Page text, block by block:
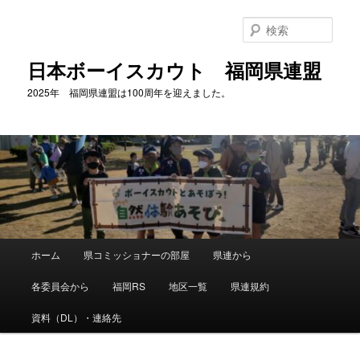
へ
移
動
日本ボーイスカウト 福岡県連盟
2025年 福岡県連盟は100周年を迎えました。
索
ュ
ホーム 県コミッショナーの部屋 県連から
各委員会から 福岡RS 地区一覧 県連規約
資料（DL）・連絡先